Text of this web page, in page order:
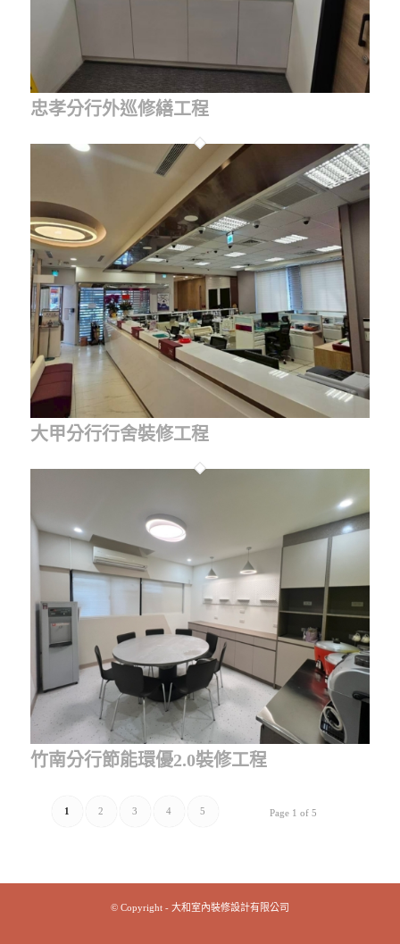
忠孝分行外巡修繕工程
大甲分行行舍裝修工程
竹南分行節能環優2.0裝修工程
Page 1 of 5
1 2 3 4 5
© Copyright - 大和室內裝修設計有限公司